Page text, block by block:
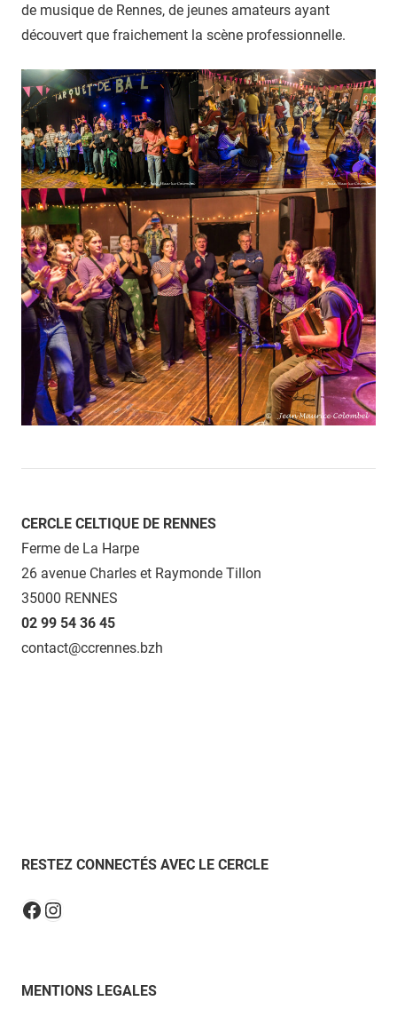
de musique de Rennes, de jeunes amateurs ayant
découvert que fraichement la scène professionnelle.
CERCLE CELTIQUE DE RENNES
Ferme de La Harpe
26 avenue Charles et Raymonde Tillon
35000 RENNES
02 99 54 36 45
contact@ccrennes.bzh
RESTEZ CONNECTÉS AVEC LE CERCLE
Facebook
Instagram
MENTIONS LEGALES